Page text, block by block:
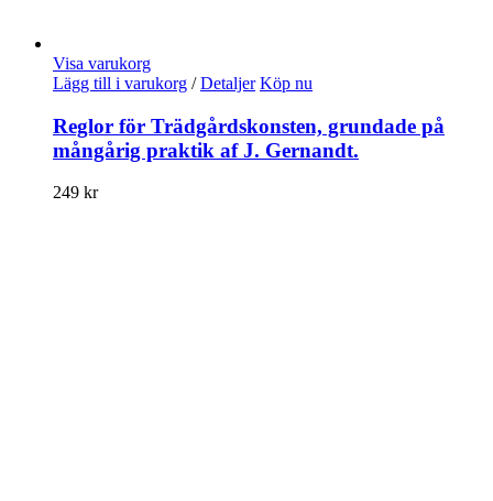
Visa varukorg
Lägg till i varukorg / Detaljer Köp nu
Reglor för Trädgårdskonsten, grundade på
mångårig praktik af J. Gernandt.
249 kr